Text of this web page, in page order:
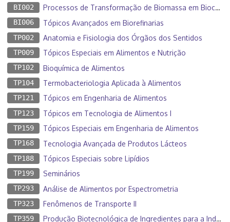
BI002 Processos de Transformação de Biomassa em Biocombustíveis
BI006 Tópicos Avançados em Biorefinarias
TP002 Anatomia e Fisiologia dos Órgãos dos Sentidos
TP009 Tópicos Especiais em Alimentos e Nutrição
TP102 Bioquímica de Alimentos
TP104 Termobacteriologia Aplicada à Alimentos
TP121 Tópicos em Engenharia de Alimentos
TP123 Tópicos em Tecnologia de Alimentos I
TP159 Tópicos Especiais em Engenharia de Alimentos
TP168 Tecnologia Avançada de Produtos Lácteos
TP188 Tópicos Especiais sobre Lipídios
TP199 Seminários
TP293 Análise de Alimentos por Espectrometria
TP323 Fenômenos de Transporte II
TP359 Produção Biotecnológica de Ingredientes para a Indústria de Alimentos